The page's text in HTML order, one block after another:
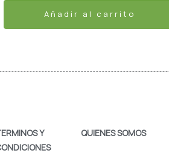
Añadir al carrito
Y
QUIENES SOMOS